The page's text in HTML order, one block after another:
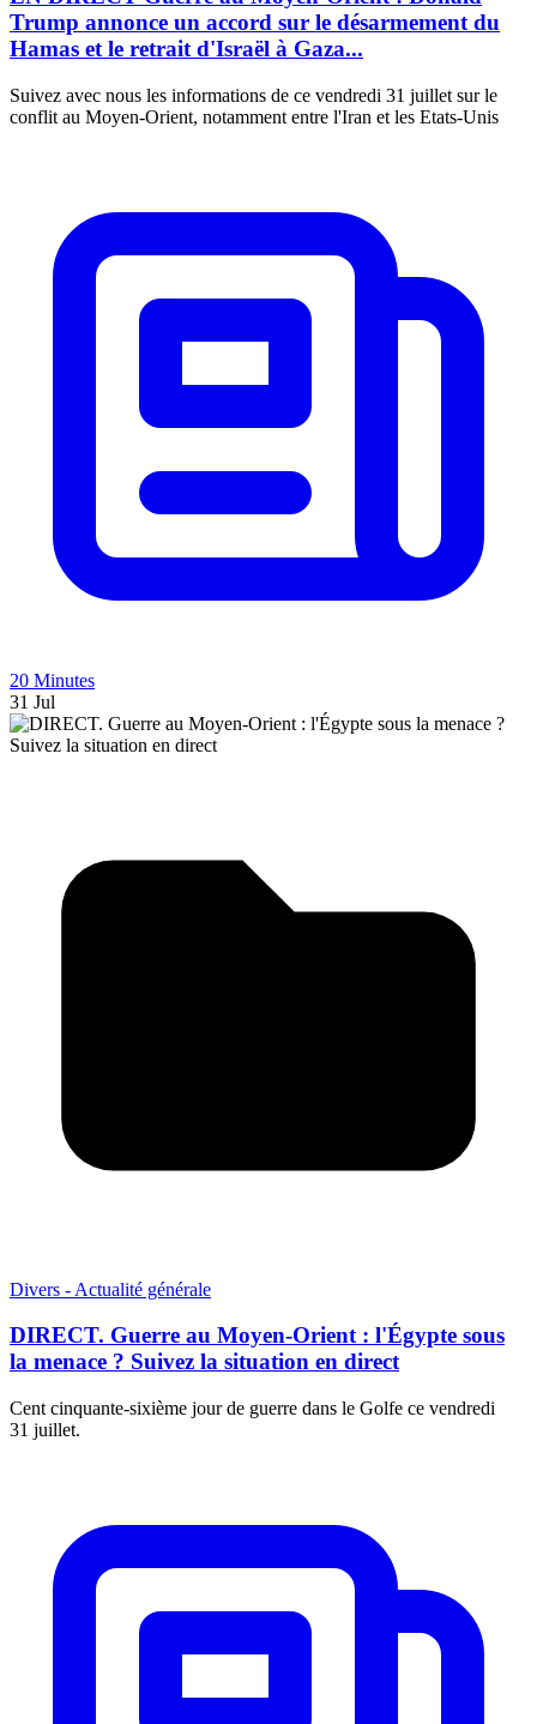
Trump annonce un accord sur le désarmement du
Hamas et le retrait d'Israël à Gaza...
Suivez avec nous les informations de ce vendredi 31 juillet sur le
conflit au Moyen-Orient, notamment entre l'Iran et les Etats-Unis
20 Minutes
31 Jul
Divers - Actualité générale
DIRECT. Guerre au Moyen-Orient : l'Égypte sous
la menace ? Suivez la situation en direct
Cent cinquante-sixième jour de guerre dans le Golfe ce vendredi
31 juillet.